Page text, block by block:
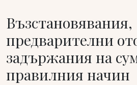
Възстановявания,
предварителни
задържания на
правилния начин